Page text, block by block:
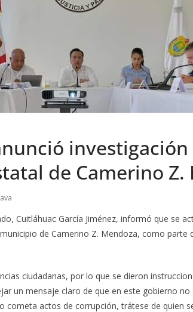
investigación
de Camerino Z.
Cuitláhuac García Jiménez, informó que se
de Camerino Z. Mendoza, como parte
ciudadanas, por lo que se dieron
un mensaje claro de que en este gobierno no
cometa actos de corrupción, trátese de quien